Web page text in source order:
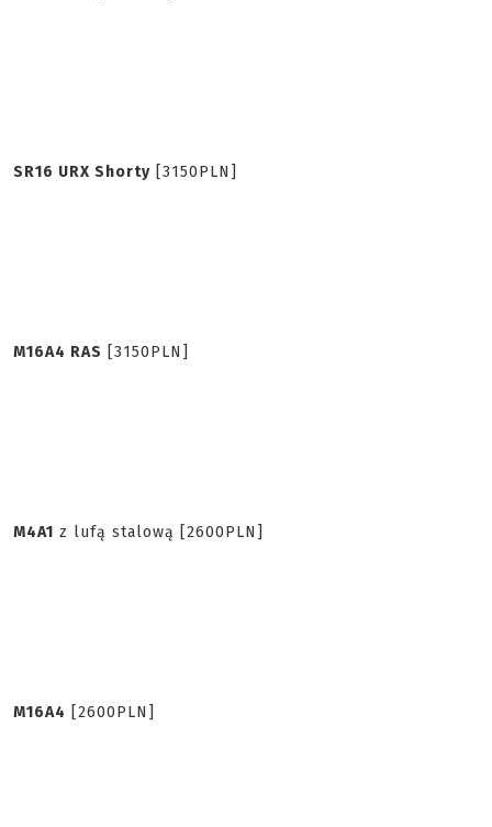
SR16 URX Shorty [3150PLN]
M16A4 RAS [3150PLN]
M4A1 z lufą stalową [2600PLN]
M16A4 [2600PLN]